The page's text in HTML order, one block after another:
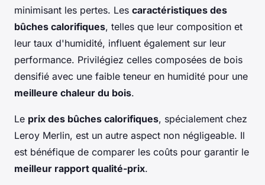
minimisant les pertes. Les caractéristiques des
bûches calorifiques, telles que leur composition et
leur taux d'humidité, influent également sur leur
performance. Privilégiez celles composées de bois
densifié avec une faible teneur en humidité pour une
meilleure chaleur du bois.
Le prix des bûches calorifiques, spécialement chez
Leroy Merlin, est un autre aspect non négligeable. Il
est bénéfique de comparer les coûts pour garantir le
meilleur rapport qualité-prix.